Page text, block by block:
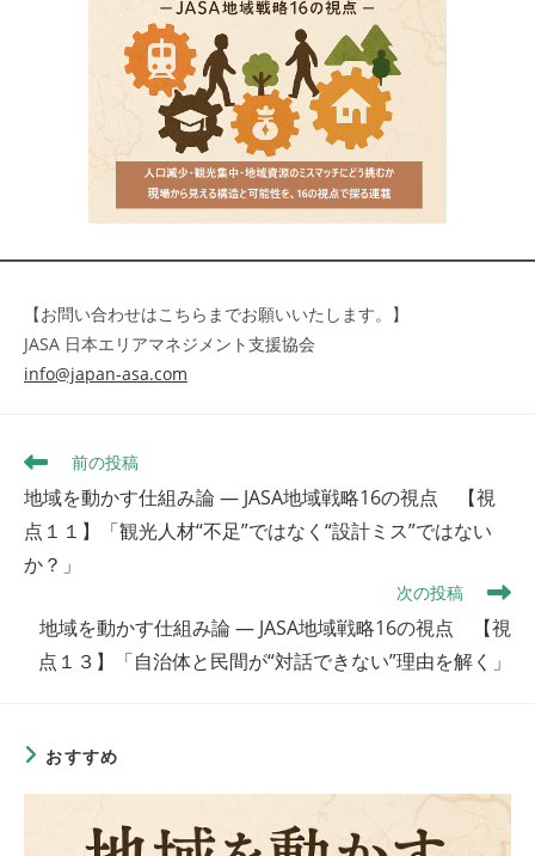
【お問い合わせはこちらまでお願いいたします。】
JASA 日本エリアマネジメント支援協会
info@japan-asa.com
そ
の
他
の
事
前の投稿
地域を動かす仕組み論 ― JASA地域戦略16の視点 【視
点１１】「観光人材“不足”ではなく“設計ミス”ではない
か？」
次の投稿
地域を動かす仕組み論 ― JASA地域戦略16の視点 【視
点１３】「自治体と民間が“対話できない”理由を解く」
おすすめ